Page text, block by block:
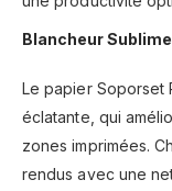
Blancheur
Le papier Soporset
éclatante, qui
zones imprimées.
rendus avec une